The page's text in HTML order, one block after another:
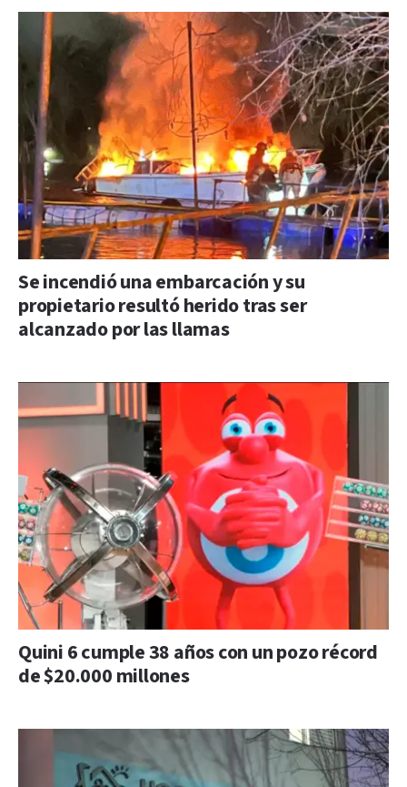
Se incendió una embarcación y su
propietario resultó herido tras ser
alcanzado por las llamas
Quini 6 cumple 38 años con un pozo récord
de $20.000 millones